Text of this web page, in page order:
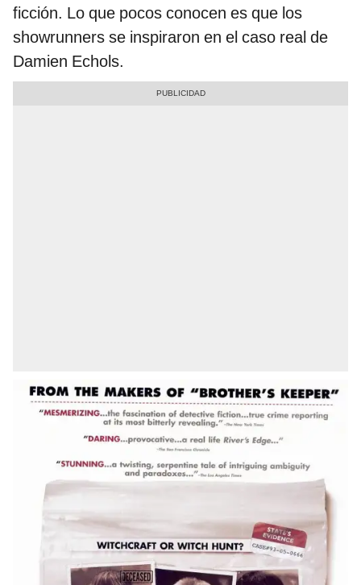
ficción. Lo que pocos conocen es que los
showrunners se inspiraron en el caso real de
Damien Echols.